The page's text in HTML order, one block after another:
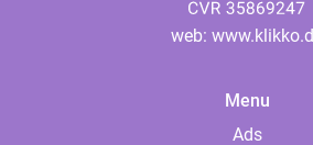
web:
Menu
Ads